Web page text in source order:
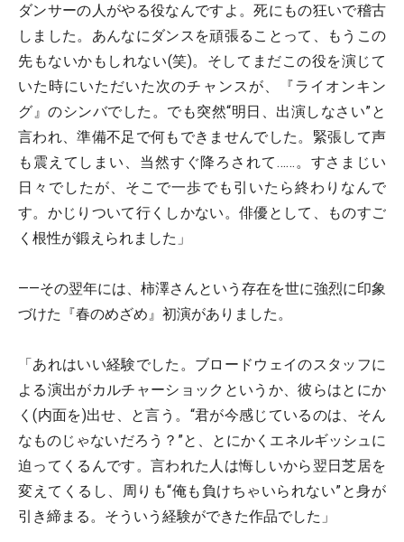
ダンサーの人がやる役なんですよ。死にもの狂いで稽古
しました。あんなにダンスを頑張ることって、もうこの
先もないかもしれない(笑)。そしてまだこの役を演じて
いた時にいただいた次のチャンスが、『ライオンキン
グ』のシンバでした。でも突然“明日、出演しなさい”と
言われ、準備不足で何もできませんでした。緊張して声
も震えてしまい、当然すぐ降ろされて……。すさまじい
日々でしたが、そこで一歩でも引いたら終わりなんで
す。かじりついて行くしかない。俳優として、ものすご
く根性が鍛えられました」
――その翌年には、柿澤さんという存在を世に強烈に印象
づけた『春のめざめ』初演がありました。
「あれはいい経験でした。ブロードウェイのスタッフに
よる演出がカルチャーショックというか、彼らはとにか
く(内面を)出せ、と言う。“君が今感じているのは、そん
なものじゃないだろう？”と、とにかくエネルギッシュに
迫ってくるんです。言われた人は悔しいから翌日芝居を
変えてくるし、周りも“俺も負けちゃいられない”と身が
引き締まる。そういう経験ができた作品でした」